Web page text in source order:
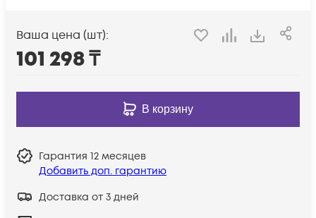
Ваша цена (шт):
101 298₸
В корзину
Гарантия 12 месяцев
Добавить доп. гарантию
Доставка от 3 дней